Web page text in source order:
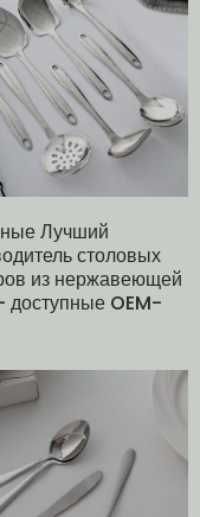
Лучший
столовых
из нержавеющей
доступные OEM-